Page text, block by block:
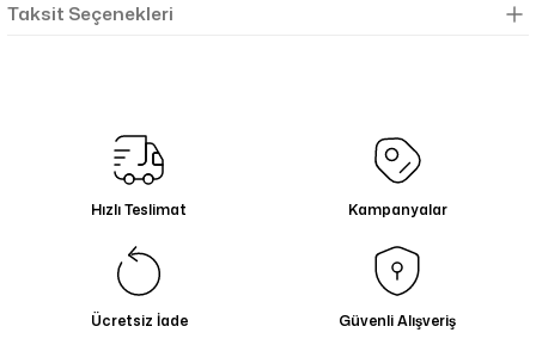
Taksit Seçenekleri
Hızlı Teslimat Kampanyalar
Ücretsiz İade Güvenli Alışveriş